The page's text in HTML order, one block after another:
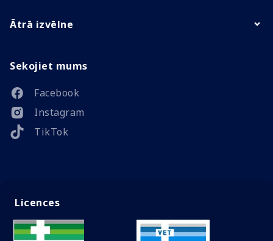
Ātrā izvēlne
Sekojiet mums
Facebook
Instagram
TikTok
Licences